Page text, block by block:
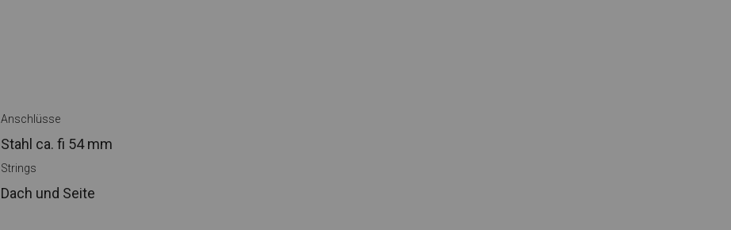
Anschlüsse
Stahl ca. fi 54 mm
Strings
Dach und Seite